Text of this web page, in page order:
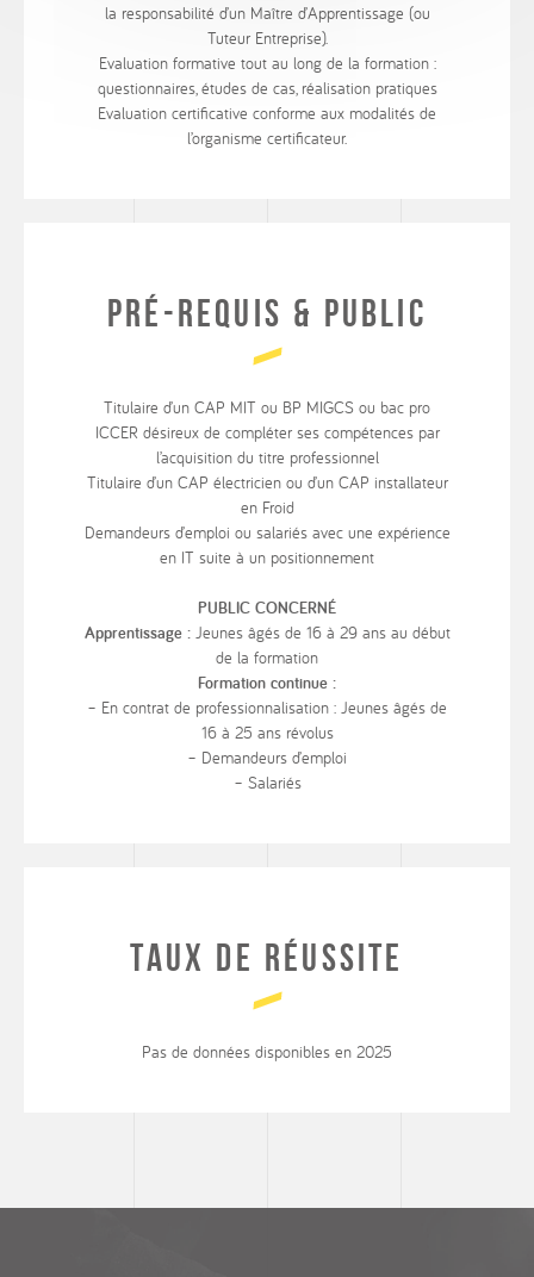
la responsabilité d’un Maître d’Apprentissage (ou
Tuteur Entreprise).
Evaluation formative tout au long de la formation :
questionnaires, études de cas, réalisation pratiques
Evaluation certificative conforme aux modalités de
l’organisme certificateur.
Pré-requis & Public
Titulaire d’un CAP MIT ou BP MIGCS ou bac pro
ICCER désireux de compléter ses compétences par
l’acquisition du titre professionnel
Titulaire d’un CAP électricien ou d’un CAP installateur
en Froid
Demandeurs d’emploi ou salariés avec une expérience
en IT suite à un positionnement
PUBLIC CONCERNÉ
Apprentissage :Jeunes âgés de 16 à 29 ans au début
de la formation
Formation continue :
– En contrat de professionnalisation : Jeunes âgés de
16 à 25 ans révolus
– Demandeurs d’emploi
– Salariés
Taux de réussite
Pas de données disponibles en 2025